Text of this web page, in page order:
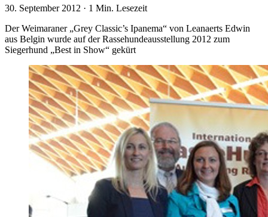
30. September 2012 · 1 Min. Lesezeit
Der Weimaraner „Grey Classic’s Ipanema“ von Leanaerts Edwin
aus Belgin wurde auf der Rassehundeausstellung 2012 zum
Siegerhund „Best in Show“ gekürt